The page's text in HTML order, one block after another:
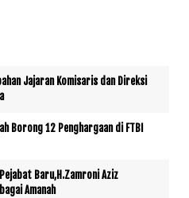
Jajaran Komisaris dan Direksi
Borong 12 Penghargaan di FTBI
Baru,H.Zamroni Aziz
Amanah